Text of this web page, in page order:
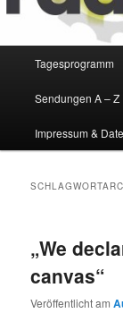
Tagesprogramm
Sendungen A – Z
Impressum &
„We
canvas“
Veröffentlicht am